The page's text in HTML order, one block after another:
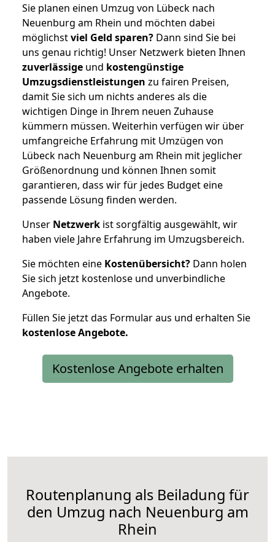
Sie planen einen Umzug von Lübeck nach
Neuenburg am Rhein und möchten dabei
möglichstviel Geld sparen? Dann sind Sie bei
uns genau richtig! Unser Netzwerk bieten Ihnen
zuverlässige und kostengünstige
Umzugsdienstleistungen zu fairen Preisen,
damit Sie sich um nichts anderes als die
wichtigen Dinge in Ihrem neuen Zuhause
kümmern müssen. Weiterhin verfügen wir über
umfangreiche Erfahrung mit Umzügen von
Lübeck nach Neuenburg am Rhein mit jeglicher
Größenordnung und können Ihnen somit
garantieren, dass wir für jedes Budget eine
passende Lösung finden werden.
Unser Netzwerk ist sorgfältig ausgewählt, wir
haben viele Jahre Erfahrung im Umzugsbereich.
Sie möchten eine Kostenübersicht? Dann holen
Sie sich jetzt kostenlose und unverbindliche
Angebote.
Füllen Sie jetzt das Formular aus und erhalten Sie
kostenloseAngebote.
Kostenlose Angebote erhalten
Routenplanung als Beiladung für
den Umzug nach Neuenburg am
Rhein